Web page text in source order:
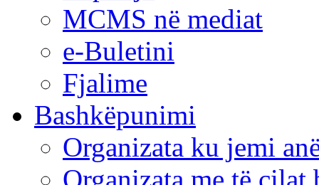
MCMS në mediat
e-Buletini
Fjalime
Bashkëpunimi
Organizata ku jemi
Organizata me të cilat